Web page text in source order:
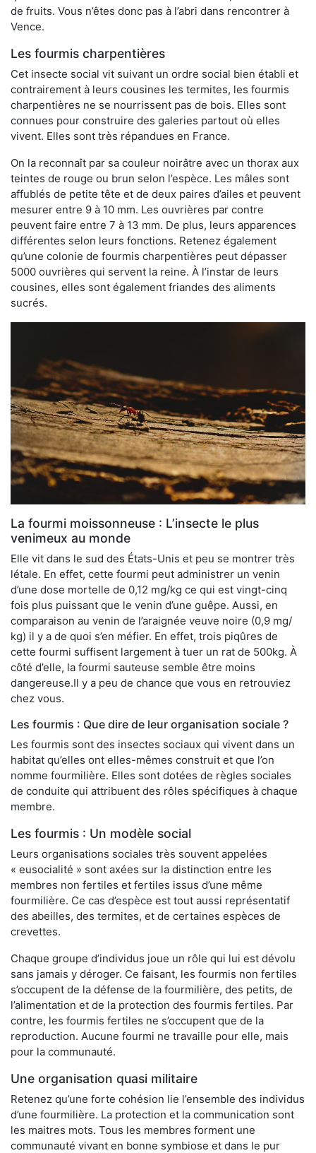
de fruits. Vous n’êtes donc pas à l’abri dans rencontrer à
Vence.
Les fourmis charpentières
Cet insecte social vit suivant un ordre social bien établi et
contrairement à leurs cousines les termites, les fourmis
charpentières ne se nourrissent pas de bois. Elles sont
connues pour construire des galeries partout où elles
vivent. Elles sont très répandues en France.
On la reconnaît par sa couleur noirâtre avec un thorax aux
teintes de rouge ou brun selon l’espèce. Les mâles sont
affublés de petite tête et de deux paires d’ailes et peuvent
mesurer entre 9 à 10 mm. Les ouvrières par contre
peuvent faire entre 7 à 13 mm. De plus, leurs apparences
différentes selon leurs fonctions. Retenez également
qu’une colonie de fourmis charpentières peut dépasser
5000 ouvrières qui servent la reine. À l’instar de leurs
cousines, elles sont également friandes des aliments
sucrés.
La fourmi moissonneuse : L’insecte le plus
venimeux au monde
Elle vit dans le sud des États-Unis et peu se montrer très
létale. En effet, cette fourmi peut administrer un venin
d’une dose mortelle de 0,12 mg/kg ce qui est vingt-cinq
fois plus puissant que le venin d’une guêpe. Aussi, en
comparaison au venin de l’araignée veuve noire (0,9 mg/
kg) il y a de quoi s’en méfier. En effet, trois piqûres de
cette fourmi suffisent largement à tuer un rat de 500kg. À
côté d’elle, la fourmi sauteuse semble être moins
dangereuse.Il y a peu de chance que vous en retrouviez
chez vous.
Les fourmis : Que dire de leur organisation sociale ?
Les fourmis sont des insectes sociaux qui vivent dans un
habitat qu’elles ont elles-mêmes construit et que l’on
nomme fourmilière. Elles sont dotées de règles sociales
de conduite qui attribuent des rôles spécifiques à chaque
membre.
Les fourmis : Un modèle social
Leurs organisations sociales très souvent appelées
« eusocialité » sont axées sur la distinction entre les
membres non fertiles et fertiles issus d’une même
fourmilière. Ce cas d’espèce est tout aussi représentatif
des abeilles, des termites, et de certaines espèces de
crevettes.
Chaque groupe d’individus joue un rôle qui lui est dévolu
sans jamais y déroger. Ce faisant, les fourmis non fertiles
s’occupent de la défense de la fourmilière, des petits, de
l’alimentation et de la protection des fourmis fertiles. Par
contre, les fourmis fertiles ne s’occupent que de la
reproduction. Aucune fourmi ne travaille pour elle, mais
pour la communauté.
Une organisation quasi militaire
Retenez qu’une forte cohésion lie l’ensemble des individus
d’une fourmilière. La protection et la communication sont
les maitres mots. Tous les membres forment une
communauté vivant en bonne symbiose et dans le pur